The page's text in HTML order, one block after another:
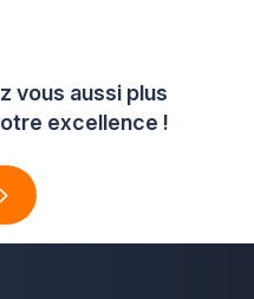
vous aussi plus
excellence !